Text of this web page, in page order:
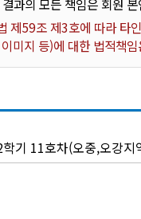
과의 모든 책임은 회원
제59조 제3호에 따라 타
미지 등)에 대한 법적책
기 11호차(오중,오강지